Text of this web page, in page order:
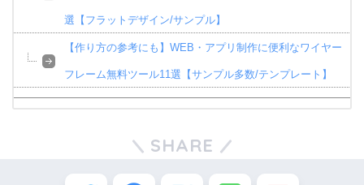
選【フラットデザイン/サンプル】
【作り方の参考にも】WEB・アプリ制作に便利なワイヤー
フレーム無料ツール11選【サンプル多数/テンプレート】
SHARE